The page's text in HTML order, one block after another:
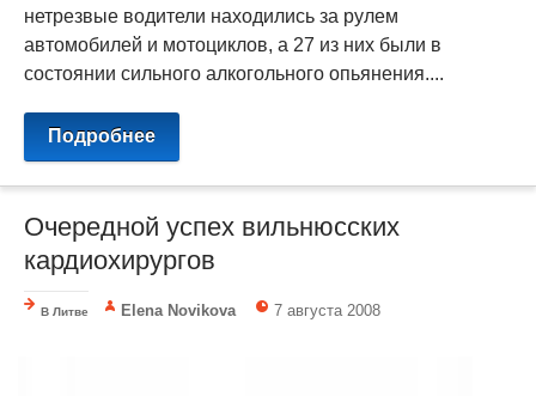
нетрезвые водители находились за рулем
автомобилей и мотоциклов, а 27 из них были в
состоянии сильного алкогольного опьянения....
Подробнее
Очередной успех вильнюсских
кардиохирургов
В Литве Elena Novikova 7 августа 2008